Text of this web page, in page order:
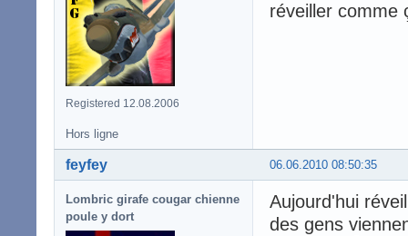
Registered 12.08.2006
réveiller comme
Hors ligne
06.06.2010 08:50:35
feyfey
Lombric girafe cougar chienne
poule y dort
Aujourd'hui
des gens